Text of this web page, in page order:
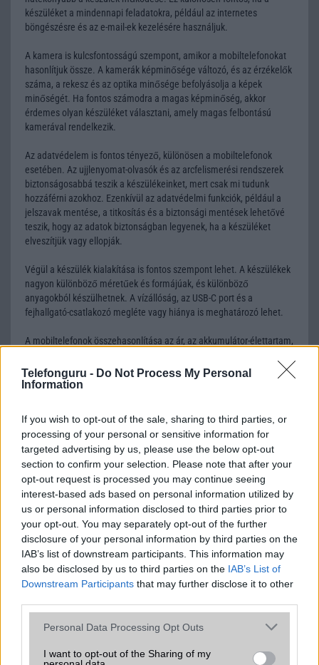
Telefonguru - Do Not Process My Personal
Information
If you wish to opt-out of the sale, sharing to third parties, or
processing of your personal or sensitive information for
targeted advertising by us, please use the below opt-out
section to confirm your selection. Please note that after your
opt-out request is processed you may continue seeing
interest-based ads based on personal information utilized by
us or personal information disclosed to third parties prior to
your opt-out. You may separately opt-out of the further
disclosure of your personal information by third parties on the
IAB’s list of downstream participants. This information may
also be disclosed by us to third parties on the IAB’s List of
Downstream Participants that may further disclose it to other
Please note that this website/app uses one or more Google
not limited to your visit or usage behaviour. You may click to
Personal Data Processing Opt Outs
I want to opt-out of the Sharing of my
készüléket a mindennapi feladatokra, például az internetes
böngészésre és az e-mail-ek kezelésére használjuk.
A kamera is kulcsfontosságú szempont, amikor a mobiltelefonokat
hasonlítjuk össze. A kamerák képminősége változó, és az érzékelők
száma, a rekesz és az optika minősége befolyásolja a képek
minőségét. Ha fontos számodra a magas képminőség, akkor
érdemes olyan készüléket választani, amely magas felbontású
kamerával rendelkezik.
Az adatvédelem is fontos tényező, különösen a mobiltelefonok
esetében. Az ujjlenyomat-olvasók és az arcfelismerési rendszerek
biztonságosabbá teszik a készülékeinket, mert csak mi tudunk
hozzáférni azokhoz. Ezenkívül az adatvédelmi funkciók, például a
jelszavak mentése, a titkosítás és a biztonsági mentések lehetővé
teszik, hogy az adatok biztonságban legyenek, ha a készüléket
elveszítjük vagy ellopják.
Végül a készülék kialakítása is fontos szempont lehet. A készülékek
nagyon különböző méretűek és formájúak, és különböző
anyagokból készülhetnek. A vízállóság, az USB-C port és a
fejhallgató-csatlakozó megléte vagy hiánya is meghatározó lehet.
A mobiltelefonok összehasonlítása az ár, az akkumulátor-élettartam,
kialakítás szempontjából döntő fontosságú lehet. Ezek a
szempontok kritikusak ahhoz, hogy megtaláljuk azokat a
Végül azt is fontos tudni, hogy a mobiltelefonok összehasonlítása
során minden felhasználó egyéni preferenciákkal rendelkezik, így a
választásuk eltérhet. Azonban azok, akik számára fontos a nagyobb
kijelző, hosszabb üzemidő, hatékony
MOBILTELEFON MÁRKÁK
Apple
Huawei